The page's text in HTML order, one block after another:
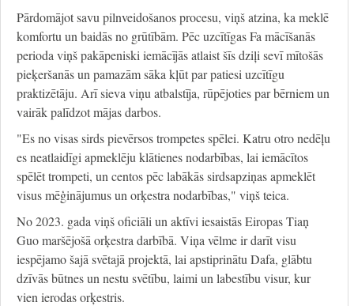
Pārdomājot savu pilnveidošanos procesu, viņš atzina, ka meklē
komfortu un baidās no grūtībām. Pēc uzcītīgas Fa mācīšanās
perioda viņš pakāpeniski iemācījās atlaist šīs dziļi sevī mītošās
pieķeršanās un pamazām sāka kļūt par patiesi uzcītīgu
praktizētāju. Arī sieva viņu atbalstīja, rūpējoties par bērniem un
vairāk palīdzot mājas darbos.
"Es no visas sirds pievērsos trompetes spēlei. Katru otro nedēļu
es neatlaidīgi apmeklēju klātienes nodarbības, lai iemācītos
spēlēt trompeti, un centos pēc labākās sirdsapziņas apmeklēt
visus mēģinājumus un orķestra nodarbības," viņš teica.
No 2023. gada viņš oficiāli un aktīvi iesaistās Eiropas Tiaņ
Guo maršējošā orķestra darbībā. Viņa vēlme ir darīt visu
iespējamo šajā svētajā projektā, lai apstiprinātu Dafa, glābtu
dzīvās būtnes un nestu svētību, laimi un labestību visur, kur
vien ierodas orķestris.